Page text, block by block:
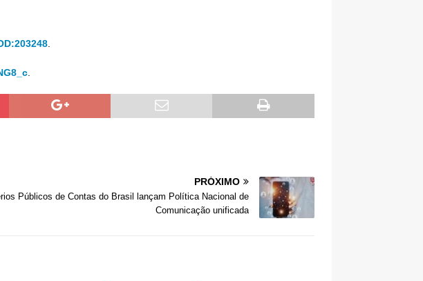
PRÓXIMO
Públicos de Contas do Brasil lançam Política Nacional de
Comunicação unificada